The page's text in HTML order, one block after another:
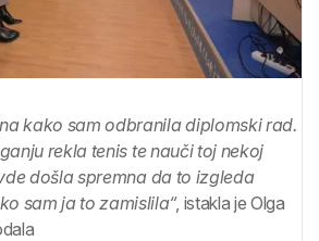
kako sam odbranila diplomski rad.
rekla tenis te nauči toj nekoj
došla spremna da to izgleda
sam ja to zamislila“, istakla je Olga